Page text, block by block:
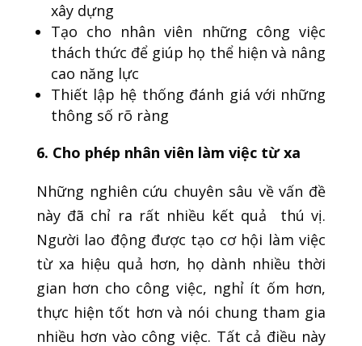
xây dựng
Tạo cho nhân viên những công việc
thách thức để giúp họ thể hiện và nâng
cao năng lực
Thiết lập hệ thống đánh giá với những
thông số rõ ràng
6. Cho phép nhân viên làm việc từ xa
Những nghiên cứu chuyên sâu về vấn đề
này đã chỉ ra rất nhiều kết quả thú vị.
Người lao động được tạo cơ hội làm việc
từ xa hiệu quả hơn, họ dành nhiều thời
gian hơn cho công việc, nghỉ ít ốm hơn,
thực hiện tốt hơn và nói chung tham gia
nhiều hơn vào công việc. Tất cả điều này